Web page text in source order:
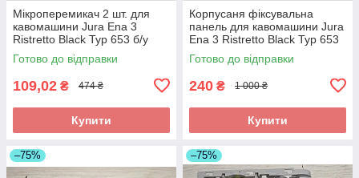
Мікроперемикач 2 шт. для
кавомашини Jura Ena 3
Ristretto Black Typ 653 б/у
Готово до відправки
109,02 ₴ 474 ₴
Купити
Корпусаня фіксувальна
панель для кавомашини Jura
Ena 3 Ristretto Black Typ 653
б/у
Готово до відправки
240 ₴ 1 000 ₴
Купити
–75% –75%